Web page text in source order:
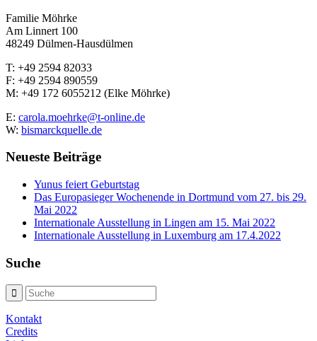
Familie Möhrke
Am Linnert 100
48249 Dülmen-Hausdülmen
T: +49 2594 82033
F: +49 2594 890559
M: +49 172 6055212 (Elke Möhrke)
E: carola.moehrke@t-online.de
W: bismarckquelle.de
Neueste Beiträge
Yunus feiert Geburtstag
Das Europasieger Wochenende in Dortmund vom 27. bis 29.
Mai 2022
Internationale Ausstellung in Lingen am 15. Mai 2022
Internationale Ausstellung in Luxemburg am 17.4.2022
Suche
Kontakt
Credits